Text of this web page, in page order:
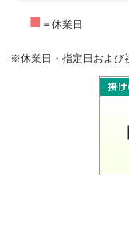
■ ＝休業日
※休業日・指定日および